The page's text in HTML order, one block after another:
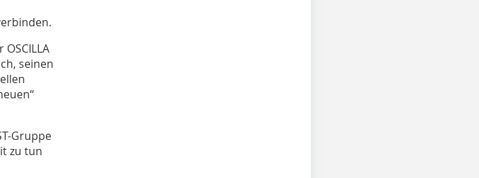
seinen
Gruppe
zu tun